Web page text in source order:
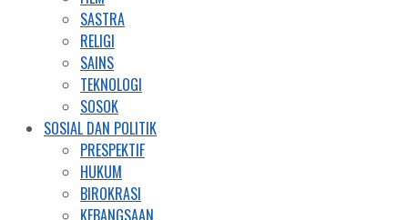
SASTRA
RELIGI
SAINS
TEKNOLOGI
SOSOK
SOSIAL DAN POLITIK
PRESPEKTIF
HUKUM
BIROKRASI
KEBANGSAAN